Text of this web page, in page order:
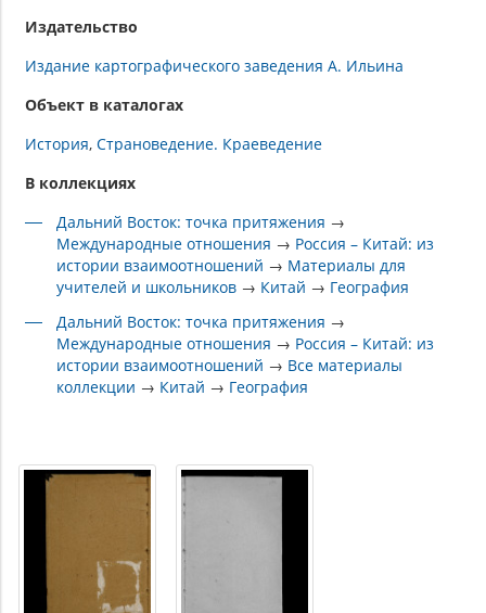
Издательство
Издание картографического заведения А. Ильина
Объект в каталогах
История Страноведение. Краеведение
В коллекциях
Дальний Восток: точка притяжения →
Международные отношения → Россия – Китай: из
истории взаимоотношений → Материалы для
учителей и школьников → Китай → География
Дальний Восток: точка притяжения →
Международные отношения → Россия – Китай: из
истории взаимоотношений → Все материалы
коллекции → Китай → География